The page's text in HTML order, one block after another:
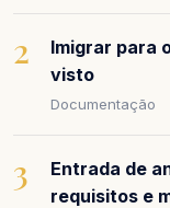
2
Imigrar para
visto
Documentação
3
Entrada de
requisitos e